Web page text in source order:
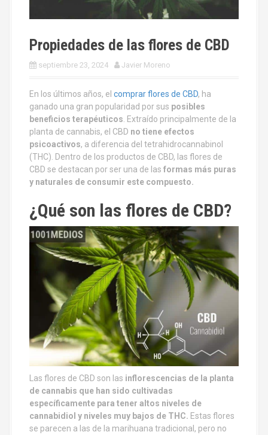
Propiedades de las flores de CBD
septiembre 23, 2024 Javier Moreno
En los últimos años, el comprar flores de CBD, ha
ganado una gran popularidad por sus posibles
beneficios terapéuticos. Extraído principalmente de la
planta de cannabis, el CBD no tiene efectos
psicoactivos, a diferencia del tetrahidrocannabinol
(THC). Dentro de los productos de CBD, las flores de
CBD se destacan por ser una de las formas más puras
y naturales de consumir este compuesto.
¿Qué son las flores de CBD?
Las flores de CBD son las inflorescencias de la planta
de cannabis que han sido cultivadas
específicamente para tener altos niveles de
cannabidiol y niveles muy bajos de THC. Estas flores
se parecen a las de la marihuana tradicional, pero no